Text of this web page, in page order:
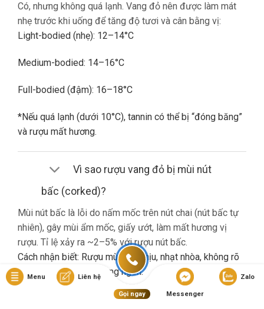
Có, nhưng không quá lạnh. Vang đỏ nên được làm mát
nhẹ trước khi uống để tăng độ tươi và cân bằng vị:
Light-bodied (nhẹ): 12–14°C
Medium-bodied: 14–16°C
Full-bodied (đậm): 16–18°C
*Nếu quá lạnh (dưới 10°C), tannin có thể bị “đóng băng”
và rượu mất hương.
Vì sao rượu vang đỏ bị mùi nút
bấc (corked)?
Mùi nút bấc là lỗi do nấm mốc trên nút chai (nút bấc tự
nhiên), gây mùi ẩm mốc, giấy ướt, làm mất hương vị
rượu. Tỉ lệ xảy ra ~2–5% với rượu nút bấc.
Cách nhận biết: Rượu mùi khó chịu, nhạt nhòa, không rõ
hương trái cây dù là vang ngon.
Nếu gặp lỗi này, bạn nên liên hệ cửa hàng đổi trả (nếu có
Menu Liên hệ
Gọi ngay Messenger
Zalo